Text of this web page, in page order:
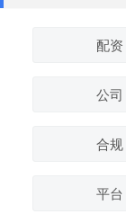
配资
公司
合规
平台